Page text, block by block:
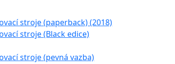
stroje (paperback) (2018)
stroje (Black edice)
stroje (pevná vazba)